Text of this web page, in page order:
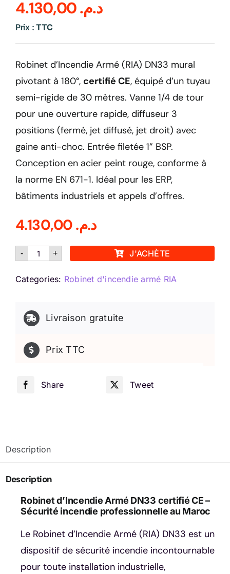
د.م.4.130,00
Prix :TTC
Robinet d’Incendie Armé (RIA) DN33 mural
pivotant à 180°, certifié CE, équipé d’un tuyau
semi-rigide de 30 mètres. Vanne 1/4 de tour
pour une ouverture rapide, diffuseur 3
positions (fermé, jet diffusé, jet droit) avec
gaine anti-choc. Entrée filetée 1” BSP.
Conception en acier peint rouge, conforme à
la norme EN 671-1. Idéal pour les ERP,
bâtiments industriels et appels d’offres.
د.م.
- quantité
d'incendie
DN33
+ J'ACHÈTE
Categories: Robinet d'incendie armé RIA
Livraison gratuite
Prix TTC
Share Tweet
Description
Description
Robinet d’Incendie Armé DN33 certifié CE –
Sécurité incendie professionnelle au Maroc
Le Robinet d’Incendie Armé (RIA) DN33 est un
dispositif de sécurité incendie incontournable
pour toute installation industrielle,